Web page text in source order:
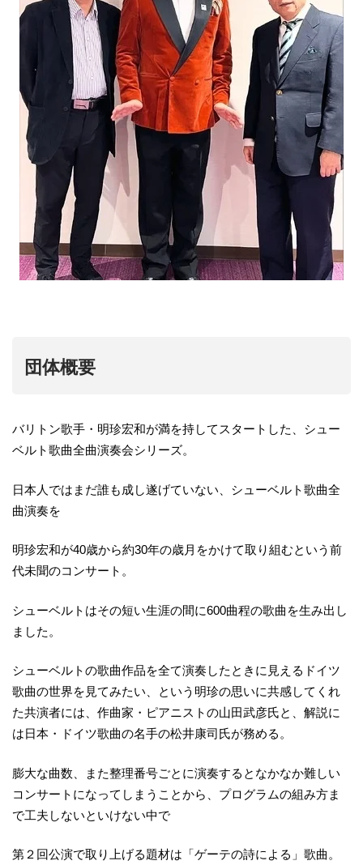
団体概要
バリトン歌手・明珍宏和が満を持してスタートした、シュー
ベルト歌曲全曲演奏会シリーズ。
日本人ではまだ誰も成し遂げていない、シューベルト歌曲全
曲演奏を
明珍宏和が40歳から約30年の歳月をかけて取り組むという前
代未聞のコンサート。
シューベルトはその短い生涯の間に600曲程の歌曲を生み出し
ました。
シューベルトの歌曲作品を全て演奏したときに見えるドイツ
歌曲の世界を見てみたい、という明珍の思いに共感してくれ
た共演者には、作曲家・ピアニストの山田武彦氏と、解説に
は日本・ドイツ歌曲の名手の松井康司氏が務める。
膨大な曲数、また整理番号ごとに演奏するとなかなか難しい
コンサートになってしまうことから、プログラムの組み方ま
で工夫しないといけない中で
第２回公演で取り上げる題材は「ゲーテの詩による」歌曲。